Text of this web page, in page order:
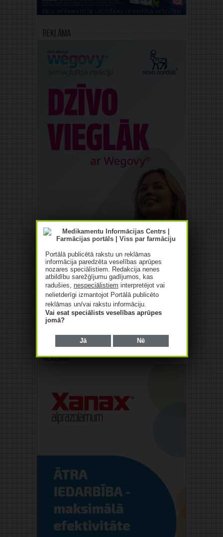
Reklāma
Reklāma
Portālā publicētā rakstu un reklāmas
informācija paredzēta veselības aprūpes
nozares speciālistiem. Redakcija nenes
atbildību sarežģījumu gadījumos, kas
radušies, nespeciālistiem interpretējot vai
nelietderīgi izmantojot Portālā publicēto
reklāmas un/vai rakstu informāciju.
Vai esat speciālists veselības aprūpes
jomā?
Jā Nē